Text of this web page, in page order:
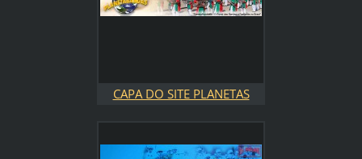
CAPA DO SITE PLANETAS